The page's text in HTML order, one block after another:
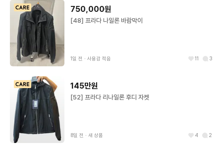
750,000원
[48] 프라다 나일론 바람막이
1일 전 ∙ 사용감 적음 11 3
145만원
[52] 프라다 리나일론 후디 자켓
8일 전 ∙ 새 상품 4 2